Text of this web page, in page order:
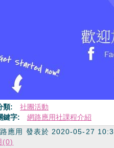
類:
社團活動
鍵字:
網路應用社課程介紹
路應用 發表於 2020-05-27
(0)